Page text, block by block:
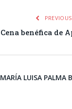
Cena benéfica de
MARÍA LUISA PALMA